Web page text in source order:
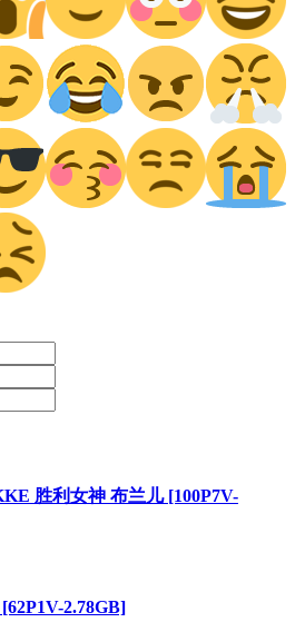
胜利女神 布兰儿 [100P7V-
2.78GB]